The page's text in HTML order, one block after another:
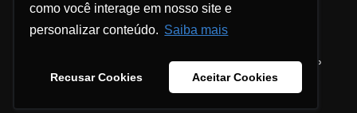
como você interage em nosso site e
personalizar conteúdo. Saiba mais
Recusar Cookies Aceitar Cookies
Conteúdos Trabalhe conosco Contato
© Go&Grow! – Todos os direitos reservados